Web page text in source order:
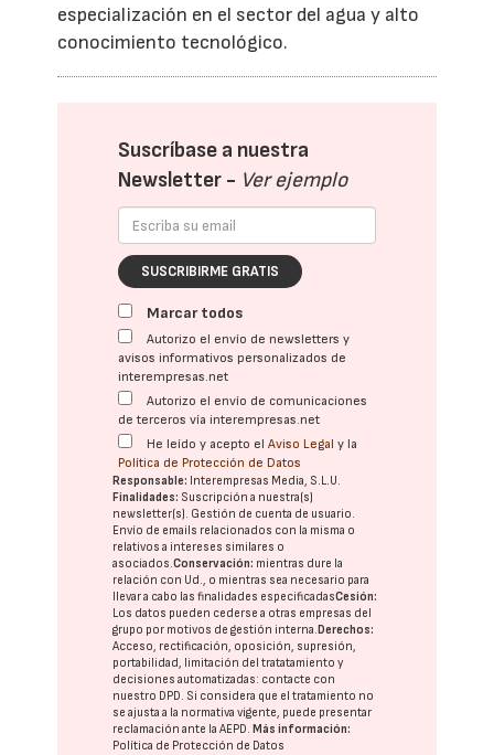
especialización en el sector del agua y alto
conocimiento tecnológico.
Suscríbase a nuestra
Newsletter - Ver ejemplo
SUSCRIBIRME GRATIS
Marcar todos
Autorizo el envío de newsletters y
avisos informativos personalizados de
interempresas.net
Autorizo el envío de comunicaciones
de terceros vía interempresas.net
He leído y acepto elAviso Legal y la
Política de Protección de Datos
Responsable: Interempresas Media, S.L.U.
Finalidades: Suscripción a nuestra(s)
newsletter(s). Gestión de cuenta de usuario.
Envío de emails relacionados con la misma o
relativos a intereses similares o
asociados.Conservación: mientras dure la
relación con Ud., o mientras sea necesario para
llevar a cabo las finalidades especificadasCesión:
Los datos pueden cederse a otras empresas del
grupo por motivos de gestión interna.Derechos:
Acceso, rectificación, oposición, supresión,
portabilidad, limitación del tratatamiento y
decisiones automatizadas: contacte con
nuestro DPD. Si considera que el tratamiento no
se ajusta a la normativa vigente, puede presentar
reclamación ante laAEPD.Más información:
Política de Protección de Datos